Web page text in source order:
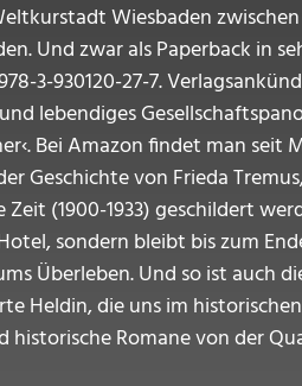
Wiesbaden
Und zwar als Paperback in
3-930120-27-7.
lebendiges
Bei Amazon findet man seit
Geschichte von Frieda
(1900-1933) geschildert
sondern bleibt bis zum
Überleben. Und so ist auch
Heldin, die uns im
Romane von der